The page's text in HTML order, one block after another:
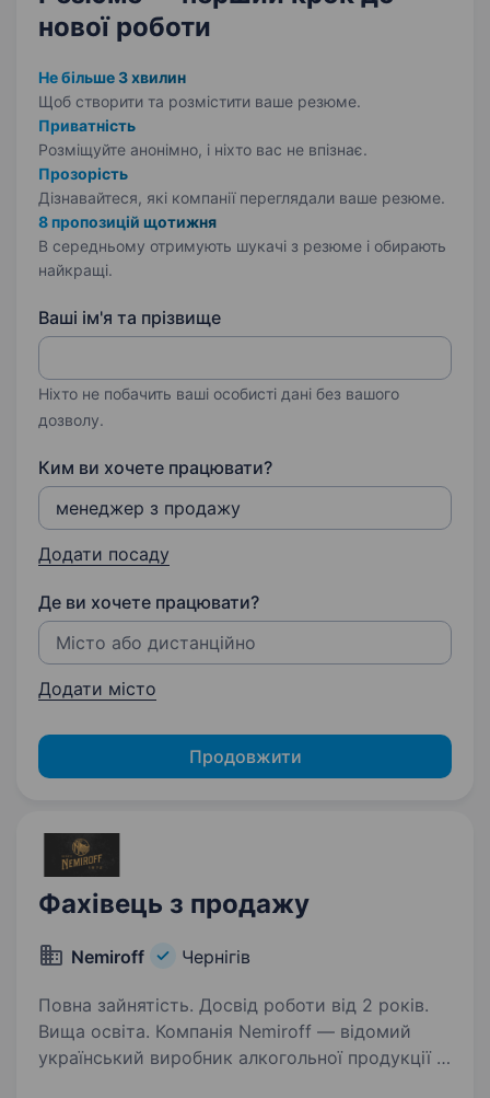
нової роботи
Не більше 3 хвилин
Щоб створити та розмістити ваше резюме.
Приватність
Розміщуйте анонімно, і ніхто вас не впізнає.
Прозорість
Дізнавайтеся, які компанії переглядали ваше резюме.
8 пропозицій щотижня
В середньому отримують шукачі з резюме і обирають
найкращі.
Ваші ім'я та прізвище
Ніхто не побачить ваші особисті дані без вашого
дозволу.
Ким ви хочете працювати?
Додати посаду
Де ви хочете працювати?
Додати місто
Продовжити
Фахівець з продажу
Nemiroff Чернігів
Повна зайнятість. Досвід роботи від 2 років.
Вища освіта. Компанія Nemiroff — відомий
український виробник алкогольної продукції з